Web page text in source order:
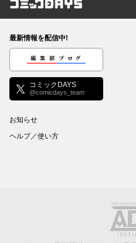
コミックDAYS
最新情報を配信中!
編集部ブログ
コミックDAYS
@comicdays_team
お知らせ
ヘルプ／使い方